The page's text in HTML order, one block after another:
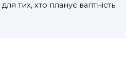
тих, хто планує вагітність